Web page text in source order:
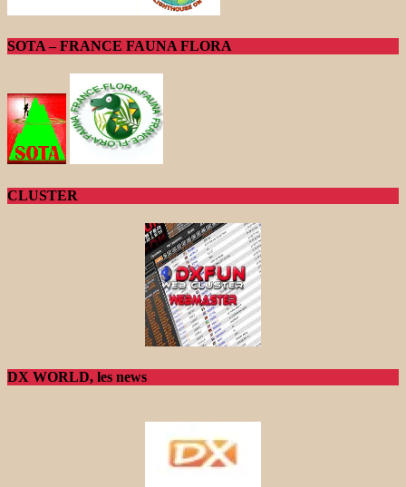
SOTA – FRANCE FAUNA FLORA
CLUSTER
DX WORLD, les news